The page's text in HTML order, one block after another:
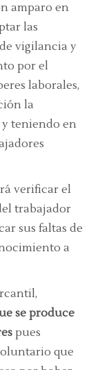
amparo en
las
vigilancia y
por el
laborales,
la
teniendo en
verificar el
trabajador
sus faltas de
a
se produce
pues
que